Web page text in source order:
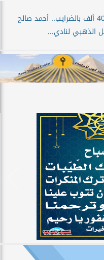
رواتبهم كانت 40 ألف بالضرايب.. أحمد صالح
الذهبي لنادي...